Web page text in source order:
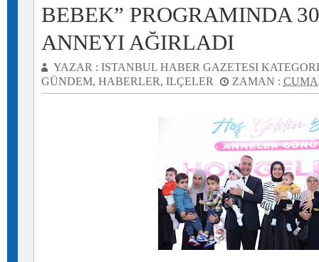
BEBEK” PROGRAMINDA
ANNEYI AĞIRLADI
YAZAR : ISTANBUL HABER GAZETESI
GÜNDEM, HABERLER, ILÇELER ZAMAN :